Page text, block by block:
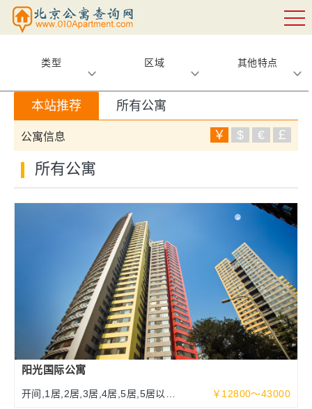
类型 区域 其他特点
本站推荐 所有公寓
公寓信息 ￥ $ € ￡
所有公寓
阳光国际公寓
开间,1居,2居,3居,4居,5居,5居以上
￥12800～43000